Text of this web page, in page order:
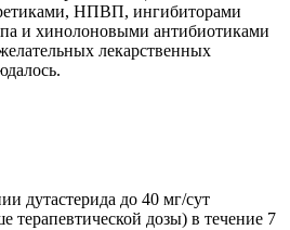
НПВП, ингибиторами
и хинолоновыми антибиотиками
лекарственных
дутастерида до 40 мг/сут
терапевтической дозы) в течение 7